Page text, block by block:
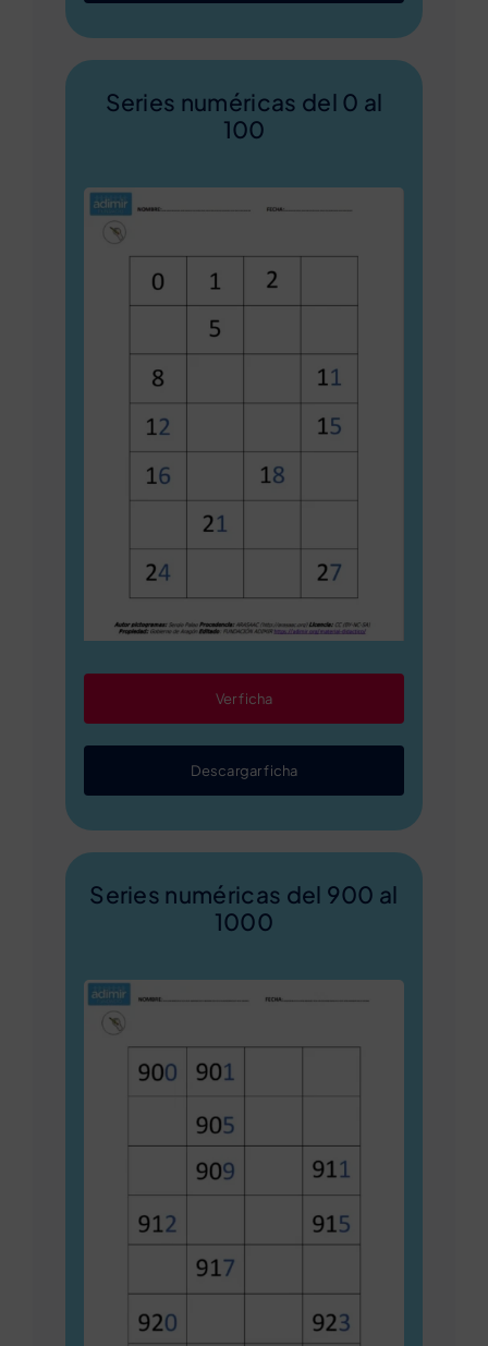
Series numéricas del 0 al
100
Ver ficha
Descargar ficha
Series numéricas del 900 al
1000